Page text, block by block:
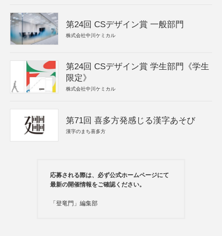
第24回 CSデザイン賞 一般部門
株式会社中川ケミカル
第24回 CSデザイン賞 学生部門《学生
限定》
株式会社中川ケミカル
第71回 喜多方発感じる漢字あそび
漢字のまち喜多方
応募される際は、必ず公式ホームページにて
最新の開催情報をご確認ください。
「登竜門」編集部